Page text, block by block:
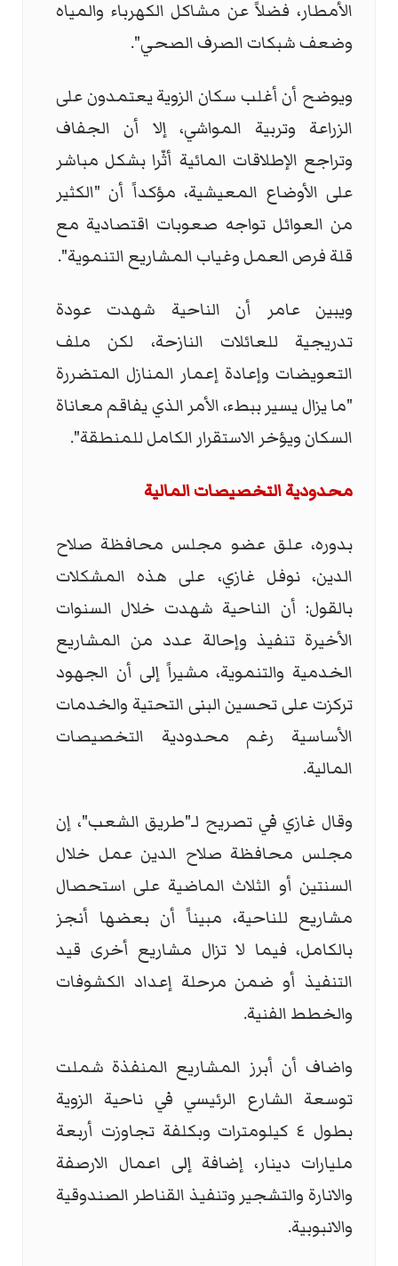
الأمطار، فضلاً عن مشاكل الكهرباء والمياه
وضعف شبكات الصرف الصحي".
ويوضح أن أغلب سكان الزوية يعتمدون على
الزراعة وتربية المواشي، إلا أن الجفاف
وتراجع الإطلاقات المائية أثّرا بشكل مباشر
على الأوضاع المعيشية، مؤكداً أن "الكثير
من العوائل تواجه صعوبات اقتصادية مع
قلة فرص العمل وغياب المشاريع التنموية".
ويبين عامر أن الناحية شهدت عودة
تدريجية للعائلات النازحة، لكن ملف
التعويضات وإعادة إعمار المنازل المتضررة
"ما يزال يسير ببطء، الأمر الذي يفاقم معاناة
السكان ويؤخر الاستقرار الكامل للمنطقة".
محدودية التخصيصات المالية
بدوره، علق عضو مجلس محافظة صلاح
الدين، نوفل غازي، على هذه المشكلات
بالقول: أن الناحية شهدت خلال السنوات
الأخيرة تنفيذ وإحالة عدد من المشاريع
الخدمية والتنموية، مشيراً إلى أن الجهود
تركزت على تحسين البنى التحتية والخدمات
الأساسية رغم محدودية التخصيصات
المالية.
وقال غازي في تصريح لـ"طريق الشعب"، إن
مجلس محافظة صلاح الدين عمل خلال
السنتين أو الثلاث الماضية على استحصال
مشاريع للناحية، مبيناً أن بعضها أنجز
بالكامل، فيما لا تزال مشاريع أخرى قيد
التنفيذ أو ضمن مرحلة إعداد الكشوفات
والخطط الفنية.
واضاف أن أبرز المشاريع المنفذة شملت
توسعة الشارع الرئيسي في ناحية الزوية
بطول ٤ كيلومترات وبكلفة تجاوزت أربعة
مليارات دينار، إضافة إلى اعمال الارصفة
والانارة والتشجير وتنفيذ القناطر الصندوقية
والانبوبية.